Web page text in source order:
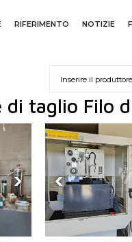
RIFERIMENTO NOTIZIE
taglio Filo
› ‹